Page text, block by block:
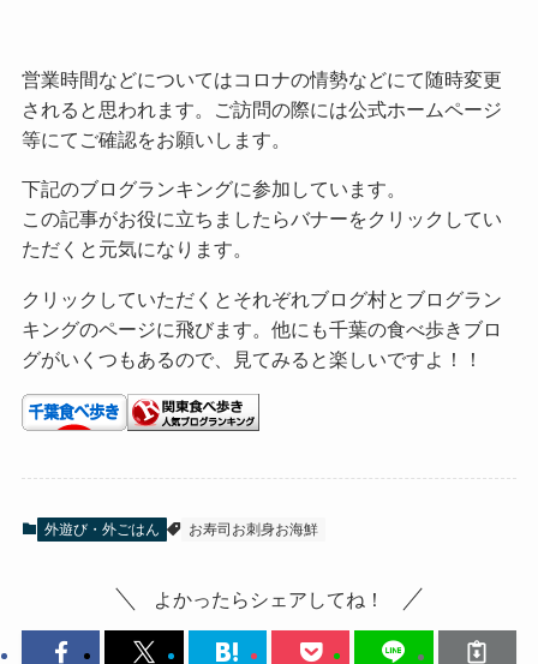
営業時間などについてはコロナの情勢などにて随時変更
されると思われます。ご訪問の際には公式ホームページ
等にてご確認をお願いします。
下記のブログランキングに参加しています。
この記事がお役に立ちましたらバナーをクリックしてい
ただくと元気になります。
クリックしていただくとそれぞれブログ村とブログラン
キングのページに飛びます。他にも千葉の食べ歩きブロ
グがいくつもあるので、見てみると楽しいですよ！！
外遊び・外ごはん お寿司お刺身お海鮮
よかったらシェアしてね！